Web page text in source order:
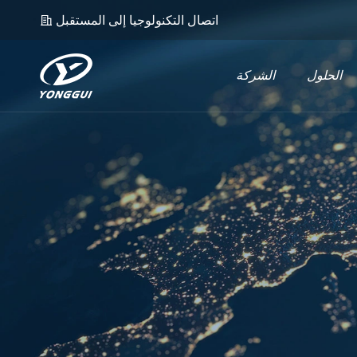
𐄀 اتصال التكنولوجيا إلى المستقبل
الشركة الحلول